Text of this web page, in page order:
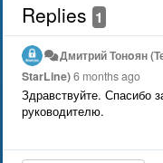
Replies 1
Дмитрий Тонoян
StarLine)6 months ago
Здравствуйте. Спасибо
руководителю.